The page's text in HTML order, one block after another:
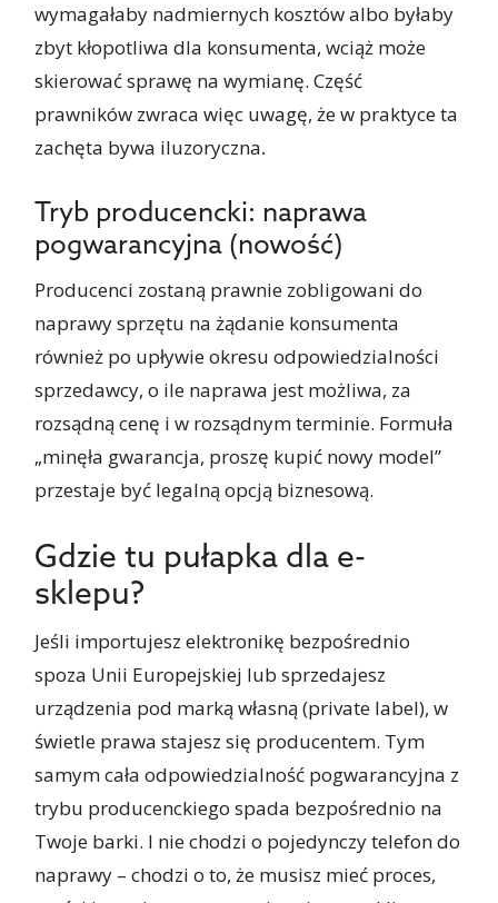
wymagałaby nadmiernych kosztów albo byłaby
zbyt kłopotliwa dla konsumenta, wciąż może
skierować sprawę na wymianę. Część
prawników zwraca więc uwagę, że w praktyce ta
zachęta bywa iluzoryczna.
Tryb producencki: naprawa
pogwarancyjna (nowość)
Producenci zostaną prawnie zobligowani do
naprawy sprzętu na żądanie konsumenta
również po upływie okresu odpowiedzialności
sprzedawcy, o ile naprawa jest możliwa, za
rozsądną cenę i w rozsądnym terminie. Formuła
„minęła gwarancja, proszę kupić nowy model”
przestaje być legalną opcją biznesową.
Gdzie tu pułapka dla e-
sklepu?
Jeśli importujesz elektronikę bezpośrednio
spoza Unii Europejskiej lub sprzedajesz
urządzenia pod marką własną (private label), w
świetle prawa stajesz się producentem. Tym
samym cała odpowiedzialność pogwarancyjna z
trybu producenckiego spada bezpośrednio na
Twoje barki. I nie chodzi o pojedynczy telefon do
naprawy – chodzi o to, że musisz mieć proces,